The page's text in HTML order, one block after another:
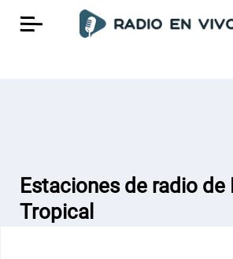
Estaciones de radio de
Tropical